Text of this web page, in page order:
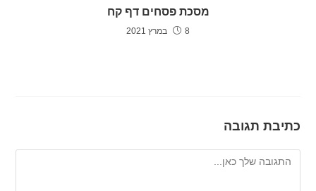
מסכת פסחים דף קח
8 במרץ 2021
כתיבת תגובה
להגיב